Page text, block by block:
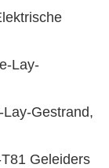
Lay-
Gestrand,
Geleiders